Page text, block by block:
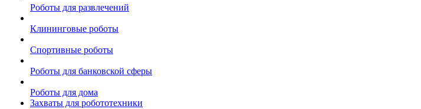
Роботы для развлечений
Клининговые роботы
Спортивные роботы
Роботы для банковской сферы
Роботы для дома
Захваты для робототехники